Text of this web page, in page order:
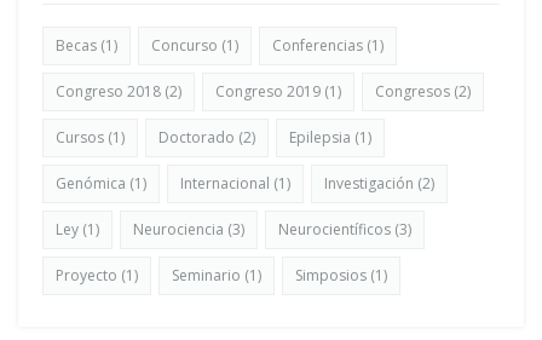
Becas (1) Concurso (1) Conferencias (1)
Congreso 2018 (2) Congreso 2019 (1) Congresos (2)
Cursos (1) Doctorado (2) Epilepsia (1)
Genómica (1) Internacional (1) Investigación (2)
Ley (1) Neurociencia (3) Neurocientíficos (3)
Proyecto (1) Seminario (1) Simposios (1)